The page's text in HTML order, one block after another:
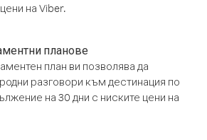
на Viber.
планове
план ви позволява да
разговори към дестинация по
на 30 дни с ниските цени на